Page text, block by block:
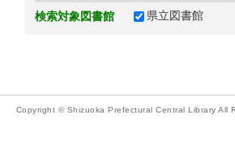
検索対象図書館 県立図書館
Copyright © Shizuoka Prefectural Central Library All